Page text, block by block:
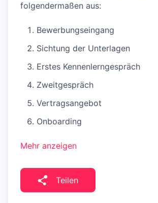
folgendermaßen aus:
Bewerbungseingang
Sichtung der Unterlagen
Erstes Kennenlerngespräch
Zweitgespräch
Vertragsangebot
Onboarding
Mehr anzeigen
Teilen